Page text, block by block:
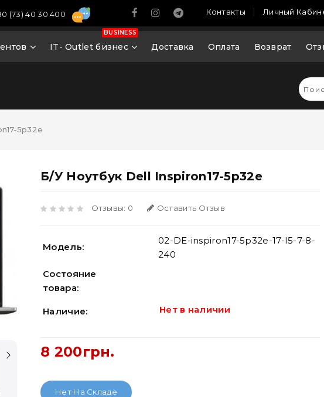
(73) 40 30 400 Контакты Личный
BUSINESS
IT- Outlet бизнес Доставка Оплата Возврат
5p32e
Б/У Ноутбук Dell Inspiron17-5p32e
Отзывы: 0 Оставить Отзыв
Модель:
02-DE-inspiron17-5p32e-17-I5-7-8-
240
Состояние
товара:
Наличие: Нет в наличии
8 200грн.
Нет На Складе